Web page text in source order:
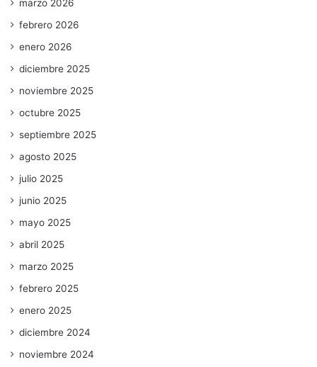
marzo 2026
febrero 2026
enero 2026
diciembre 2025
noviembre 2025
octubre 2025
septiembre 2025
agosto 2025
julio 2025
junio 2025
mayo 2025
abril 2025
marzo 2025
febrero 2025
enero 2025
diciembre 2024
noviembre 2024